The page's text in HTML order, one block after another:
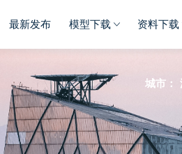
最新发布 模型下载 资料下载
城市：